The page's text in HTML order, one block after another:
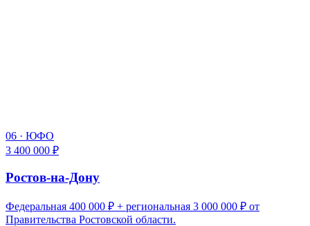
06 · ЮФО
3 400 000 ₽
Ростов-на-Дону
Федеральная 400 000 ₽ + региональная 3 000 000 ₽ от
Правительства Ростовской области.